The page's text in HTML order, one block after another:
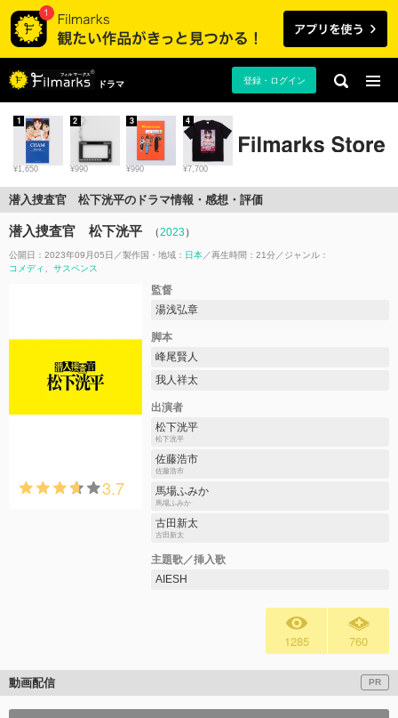
ドラマ 登録・ログイン
¥1,650
1
¥990
2
¥990
3
¥7,700
4
潜入捜査官 松下洸平のドラマ情報・感想・評価
潜入捜査官 松下洸平 （2023）
公開日：2023年09月05日 製作国・地域： 日本 再生時間：21分
ジャンル：
コメディ
サスペンス
3.7
監督
湯浅弘章
脚本
峰尾賢人
我人祥太
出演者
松下洸平
松下洸平
佐藤浩市
佐藤浩市
馬場ふみか
馬場ふみか
古田新太
古田新太
主題歌／挿入歌
AIESH
1285 760
動画配信 PR